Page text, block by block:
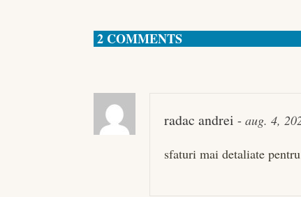
2 COMMENTS
radac andrei -aug. 4,
sfaturi mai detaliate